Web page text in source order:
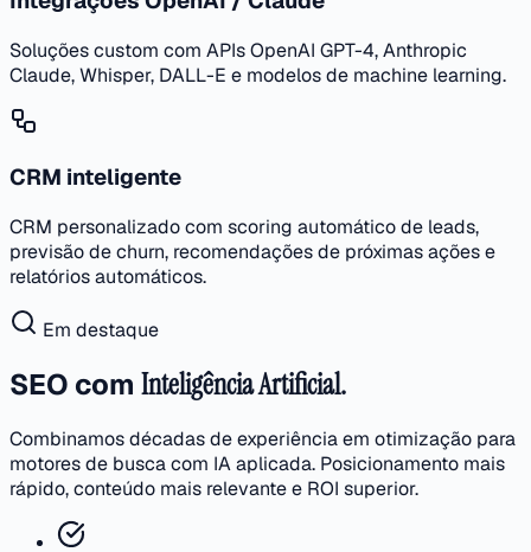
Soluções custom com APIs OpenAI GPT-4, Anthropic
Claude, Whisper, DALL-E e modelos de machine learning.
CRM inteligente
CRM personalizado com scoring automático de leads,
previsão de churn, recomendações de próximas ações e
relatórios automáticos.
Em destaque
SEO com Inteligência Artificial.
Combinamos décadas de experiência em otimização para
motores de busca com IA aplicada. Posicionamento mais
rápido, conteúdo mais relevante e ROI superior.